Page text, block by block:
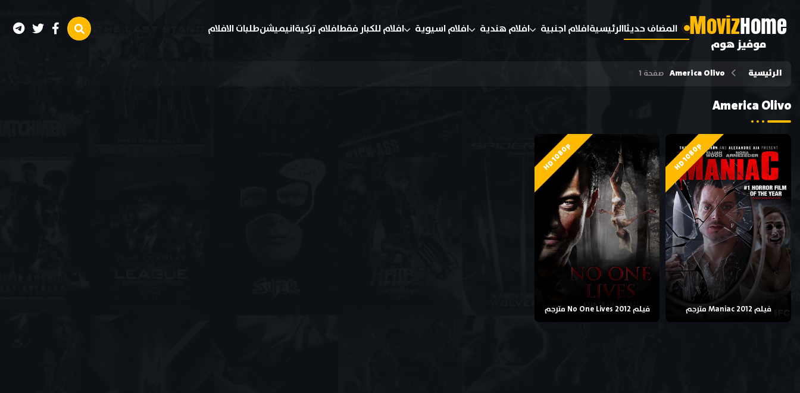
MovizHome
موفيز هوم
المضاف حديثاالرئيسيةافلام اجنبية افلام هندية افلام اسيوية افلام للكبار فقطافلام تركيةانيميشنطلبات الافلام
الرئيسية America Olivo صفحة 1
America Olivo
HD 1080p
فيلم Maniac 2012 مترجم
HD 1080p
فيلم No One Lives 2012 مترجم